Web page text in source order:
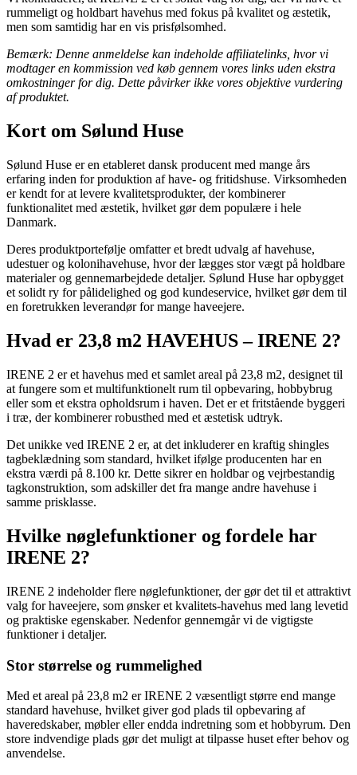
rummeligt og holdbart havehus med fokus på kvalitet og æstetik,
men som samtidig har en vis prisfølsomhed.
Bemærk: Denne anmeldelse kan indeholde affiliatelinks, hvor vi
modtager en kommission ved køb gennem vores links uden ekstra
omkostninger for dig. Dette påvirker ikke vores objektive vurdering
af produktet.
Kort om Sølund Huse
Sølund Huse er en etableret dansk producent med mange års
erfaring inden for produktion af have- og fritidshuse. Virksomheden
er kendt for at levere kvalitetsprodukter, der kombinerer
funktionalitet med æstetik, hvilket gør dem populære i hele
Danmark.
Deres produktportefølje omfatter et bredt udvalg af havehuse,
udestuer og kolonihavehuse, hvor der lægges stor vægt på holdbare
materialer og gennemarbejdede detaljer. Sølund Huse har opbygget
et solidt ry for pålidelighed og god kundeservice, hvilket gør dem til
en foretrukken leverandør for mange haveejere.
Hvad er 23,8 m2 HAVEHUS – IRENE 2?
IRENE 2 er et havehus med et samlet areal på 23,8 m2, designet til
at fungere som et multifunktionelt rum til opbevaring, hobbybrug
eller som et ekstra opholdsrum i haven. Det er et fritstående byggeri
i træ, der kombinerer robusthed med et æstetisk udtryk.
Det unikke ved IRENE 2 er, at det inkluderer en kraftig shingles
tagbeklædning som standard, hvilket ifølge producenten har en
ekstra værdi på 8.100 kr. Dette sikrer en holdbar og vejrbestandig
tagkonstruktion, som adskiller det fra mange andre havehuse i
samme prisklasse.
Hvilke nøglefunktioner og fordele har
IRENE 2?
IRENE 2 indeholder flere nøglefunktioner, der gør det til et attraktivt
valg for haveejere, som ønsker et kvalitets-havehus med lang levetid
og praktiske egenskaber. Nedenfor gennemgår vi de vigtigste
funktioner i detaljer.
Stor størrelse og rummelighed
Med et areal på 23,8 m2 er IRENE 2 væsentligt større end mange
standard havehuse, hvilket giver god plads til opbevaring af
haveredskaber, møbler eller endda indretning som et hobbyrum. Den
store indvendige plads gør det muligt at tilpasse huset efter behov og
anvendelse.